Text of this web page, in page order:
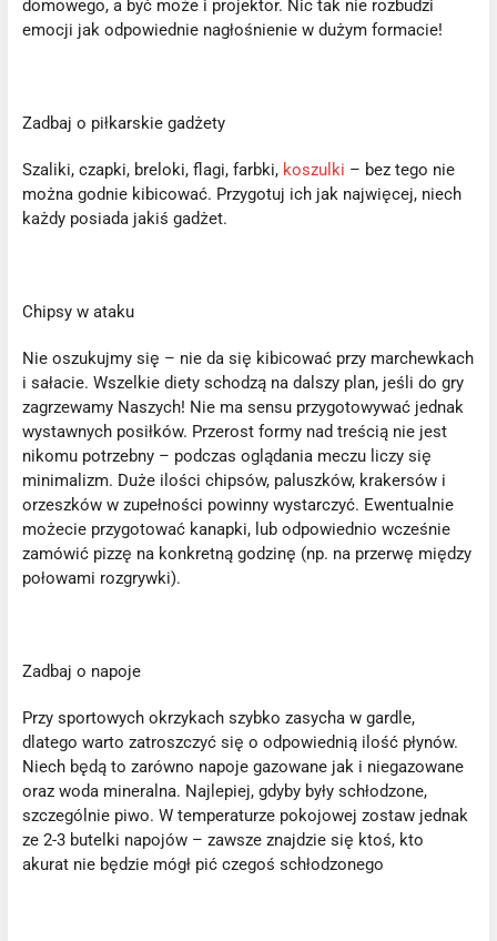
domowego, a być może i projektor. Nic tak nie rozbudzi
emocji jak odpowiednie nagłośnienie w dużym formacie!
Zadbaj o piłkarskie gadżety
Szaliki, czapki, breloki, flagi, farbki, koszulki – bez tego nie
można godnie kibicować. Przygotuj ich jak najwięcej, niech
każdy posiada jakiś gadżet.
Chipsy w ataku
Nie oszukujmy się – nie da się kibicować przy marchewkach
i sałacie. Wszelkie diety schodzą na dalszy plan, jeśli do gry
zagrzewamy Naszych! Nie ma sensu przygotowywać jednak
wystawnych posiłków. Przerost formy nad treścią nie jest
nikomu potrzebny – podczas oglądania meczu liczy się
minimalizm. Duże ilości chipsów, paluszków, krakersów i
orzeszków w zupełności powinny wystarczyć. Ewentualnie
możecie przygotować kanapki, lub odpowiednio wcześnie
zamówić pizzę na konkretną godzinę (np. na przerwę między
połowami rozgrywki).
Zadbaj o napoje
Przy sportowych okrzykach szybko zasycha w gardle,
dlatego warto zatroszczyć się o odpowiednią ilość płynów.
Niech będą to zarówno napoje gazowane jak i niegazowane
oraz woda mineralna. Najlepiej, gdyby były schłodzone,
szczególnie piwo. W temperaturze pokojowej zostaw jednak
ze 2-3 butelki napojów – zawsze znajdzie się ktoś, kto
akurat nie będzie mógł pić czegoś schłodzonego